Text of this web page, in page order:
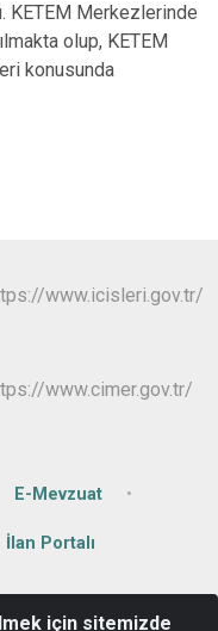
KETEM Merkezlerinde
olup, KETEM
konusunda
E-Mevzuat
İlan Portalı
için sitemizde